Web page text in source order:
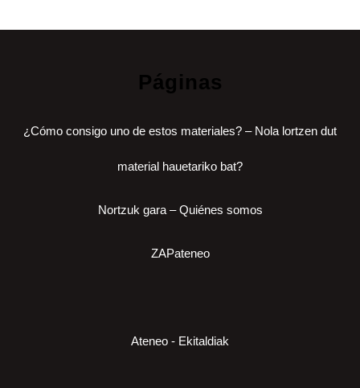
Páginas
¿Cómo consigo uno de estos materiales? – Nola lortzen dut
material hauetariko bat?
Nortzuk gara – Quiénes somos
ZAPateneo
Ateneo - Ekitaldiak